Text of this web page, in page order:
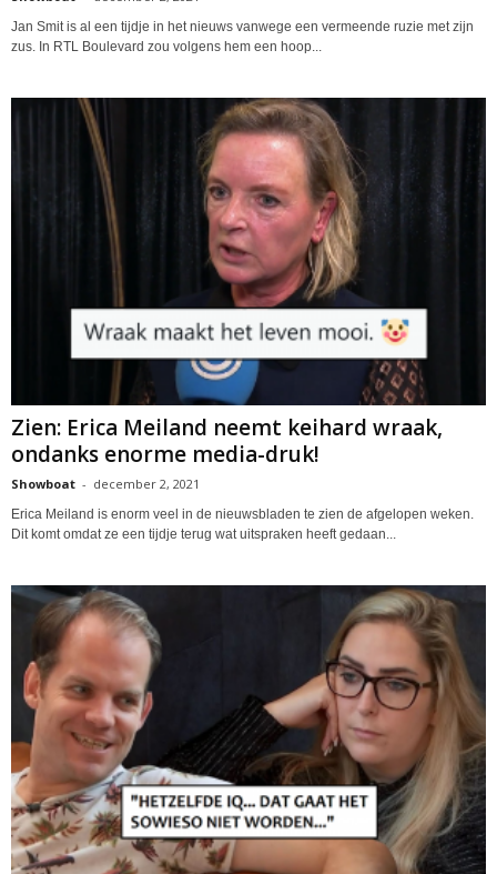
Jan Smit is al een tijdje in het nieuws vanwege een vermeende ruzie met zijn
zus. In RTL Boulevard zou volgens hem een hoop...
Zien: Erica Meiland neemt keihard wraak,
ondanks enorme media-druk!
Showboat - december 2, 2021
Erica Meiland is enorm veel in de nieuwsbladen te zien de afgelopen weken.
Dit komt omdat ze een tijdje terug wat uitspraken heeft gedaan...